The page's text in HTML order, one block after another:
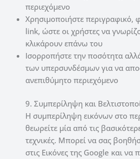
περιεχόμενο
Χρησιμοποιήστε περιγραφικό,
link, ώστε οι χρήστες να
κλικάρουν επάνω του
Ισορροπήστε την ποσότητα
των υπερσυνδέσμων για να
ανεπιθύμητο περιεχόμενο
9. Συμπερίληψη και
Η συμπερίληψη εικόνων στο
θεωρείτε μία από τις
τεχνικές. Μπορεί να σας
στις Εικόνες της Google και να